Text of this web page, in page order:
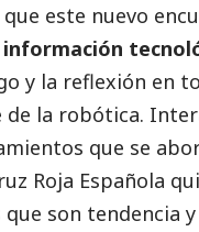
este nuevo
y la reflexión en
de la robótica.
que se
Roja Española
son tendencia